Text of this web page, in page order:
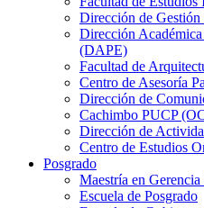
Dirección de
Dirección
(DAPE)
Facultad de
Centro de Asesoría
Dirección de
Cachimbo PUCP
Dirección de
Centro de Estudios
Posgrado
Maestría en Gerencia
Escuela de Posgrado